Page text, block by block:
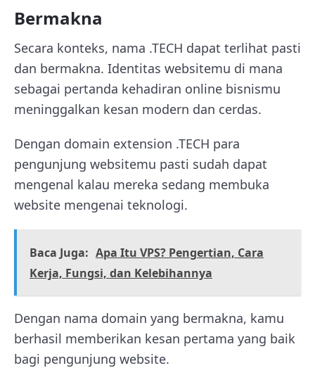
Bermakna
Secara konteks, nama .TECH dapat terlihat pasti
dan bermakna. Identitas websitemu di mana
sebagai pertanda kehadiran online bisnismu
meninggalkan kesan modern dan cerdas.
Dengan domain extension .TECH para
pengunjung websitemu pasti sudah dapat
mengenal kalau mereka sedang membuka
website mengenai teknologi.
Baca Juga: Apa Itu VPS? Pengertian, Cara
Kerja, Fungsi, dan Kelebihannya
Dengan nama domain yang bermakna, kamu
berhasil memberikan kesan pertama yang baik
bagi pengunjung website.